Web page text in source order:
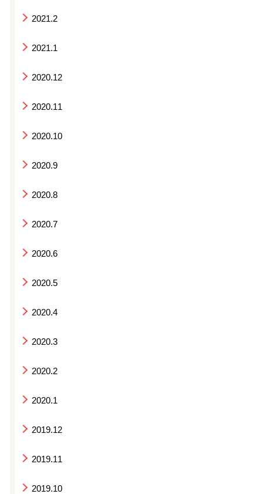
2021.2
2021.1
2020.12
2020.11
2020.10
2020.9
2020.8
2020.7
2020.6
2020.5
2020.4
2020.3
2020.2
2020.1
2019.12
2019.11
2019.10